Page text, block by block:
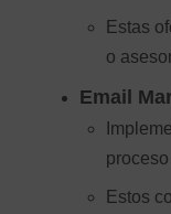
Estas
o
Email
Estos